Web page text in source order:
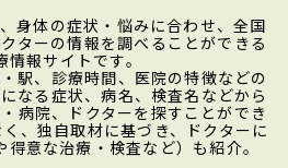
身体の症状・悩みに合わせ、全国
ターの情報を調べることができる
情報サイトです。
駅、診療時間、医院の特徴などの
なる症状、病名、検査名などから
病院、ドクターを探すことができ
、独自取材に基づき、ドクターに
意な治療・検査など）も紹介。